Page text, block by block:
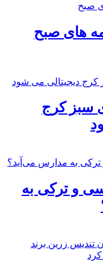
های صبح
سبز کرج
و ترکی به